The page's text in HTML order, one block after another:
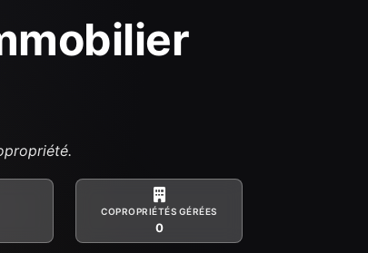
COPROPRIÉTÉS GÉRÉES
0